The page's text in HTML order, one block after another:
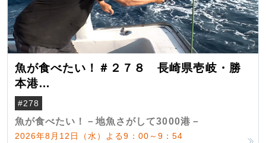
魚が食べたい！＃２７８ 長崎県壱岐・勝
本港
（クロマグロ）
#278
魚が食べたい！－地魚さがして3000港－
2026年8月12日（水）よる9：00～9：54